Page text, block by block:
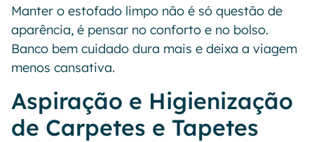
Manter o estofado limpo não é só questão de
aparência, é pensar no conforto e no bolso.
Banco bem cuidado dura mais e deixa a viagem
menos cansativa.
Aspiração e Higienização
de Carpetes e Tapetes